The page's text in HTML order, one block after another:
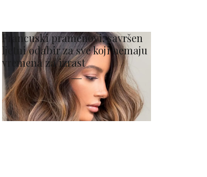
Francuski pramenovi: savršen
ljetni odabir za sve koji nemaju
vremena za izrast